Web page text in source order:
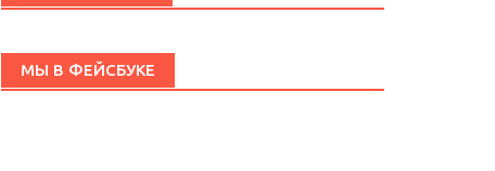
МЫ В ФЕЙСБУКЕ